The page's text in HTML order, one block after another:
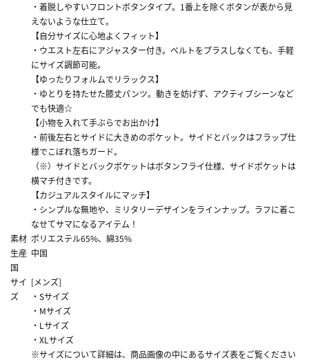
・着脱しやすいフロントボタンタイプ。1番上を除くボタンが表から見
えないような仕立て。
【自分サイズに心地よくフィット】
・ウエスト左右にアジャスター付き。ベルトをプラスしなくても、手軽
にサイズ調節可能。
【ゆったりフォルムでリラックス】
・ゆとりを持たせた膝丈パンツ。動きを妨げず、アクティブシーンなど
でも快適☆
【小物を入れて手ぶらでお出かけ】
・前後左右とサイドに大きめのポケット。サイドとバックはフラップ仕
様でこぼれ落ちガード。
（※）サイドとバックポケットはボタンフライ仕様、サイドポケットは
横マチ付きです。
【カジュアルスタイルにマッチ】
・シンプルな無地や、ミリタリーデザインをラインナップ。ラフに着こ
なせてサマになるアイテム！
素材 ポリエステル65%、綿35%
生産
国
中国
サイ
ズ
[メンズ]
・Sサイズ
・Mサイズ
・Lサイズ
・XLサイズ
※サイズについて詳細は、商品画像の中にあるサイズ表をご覧ください